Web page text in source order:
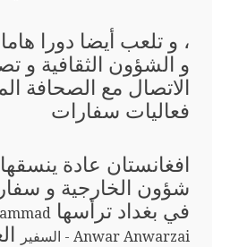
، و تلعب أيضا دورا
و الشؤون الثقافية و
الاتصال مع الصحافة
فعاليات سفارات
افغانستان عادة
شؤون الخارجية و
في بغداد ترأسها
Anwar Anwarzai - السفير